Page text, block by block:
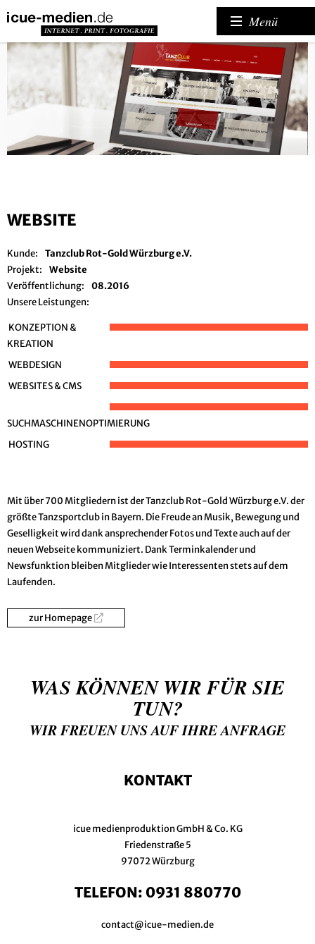
Menü
WEBSITE
Kunde:
Tanzclub Rot-Gold Würzburg e.V.
Projekt:
Website
Veröffentlichung:
08.2016
Unsere Leistungen:
KONZEPTION &
KREATION
WEBDESIGN
WEBSITES & CMS
SUCHMASCHINENOPTIMIERUNG
HOSTING
Mit über 700 Mitgliedern ist der Tanzclub Rot-Gold Würzburg e.V. der
größte Tanzsportclub in Bayern. Die Freude an Musik, Bewegung und
Geselligkeit wird dank ansprechender Fotos und Texte auch auf der
neuen Webseite kommuniziert. Dank Terminkalender und
Newsfunktion bleiben Mitglieder wie Interessenten stets auf dem
Laufenden.
zur Homepage
WAS KÖNNEN WIR FÜR SIE
TUN?
WIR FREUEN UNS AUF IHRE ANFRAGE
KONTAKT
icue medienproduktion GmbH & Co. KG
Friedenstraße 5
97072 Würzburg
TELEFON: 0931 880770
contact@icue-medien.de